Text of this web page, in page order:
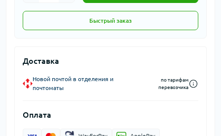
Быстрый заказ
Доставка
Новой почтой в отделения и
почтоматы
по тарифам
перевозчика
Оплата